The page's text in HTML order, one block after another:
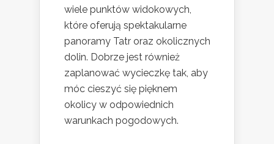
wiele punktów widokowych,
które oferują spektakularne
panoramy Tatr oraz okolicznych
dolin. Dobrze jest również
zaplanować wycieczkę tak, aby
móc cieszyć się pięknem
okolicy w odpowiednich
warunkach pogodowych.